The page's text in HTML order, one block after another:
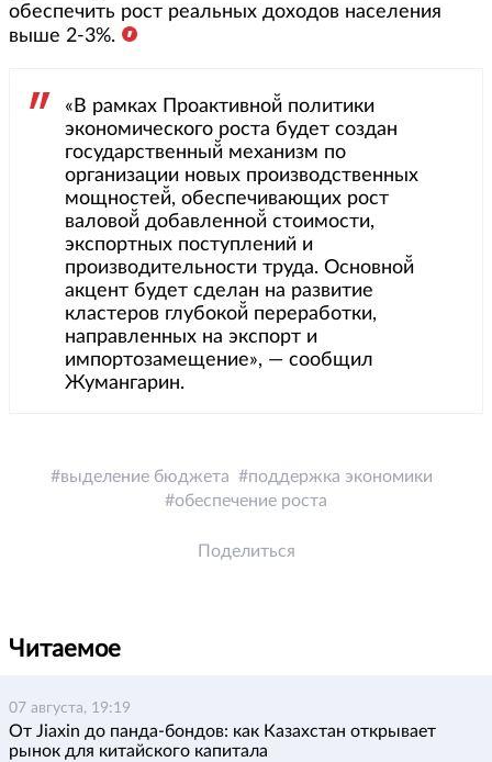
обеспечить рост реальных доходов населения
выше 2-3%.
«В рамках Проактивной̆ политики
экономического роста будет создан
государственный̆ механизм по
организации новых производственных
мощностей̆, обеспечивающих рост
валовой̆ добавленной̆ стоимости,
экспортных поступлений и
производительности труда. Основной̆
акцент будет сделан на развитие
кластеров глубокой̆ переработки,
направленных на экспорт и
импортозамещение», — сообщил
Жумангарин.
выделение бюджета
поддержка экономики
обеспечение роста
Поделиться
Читаемое
07 августа, 19:19
От Jiaxin до панда-бондов: как Казахстан открывает
рынок для китайского капитала